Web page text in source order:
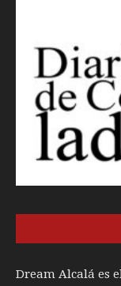
Dream Alcalá es